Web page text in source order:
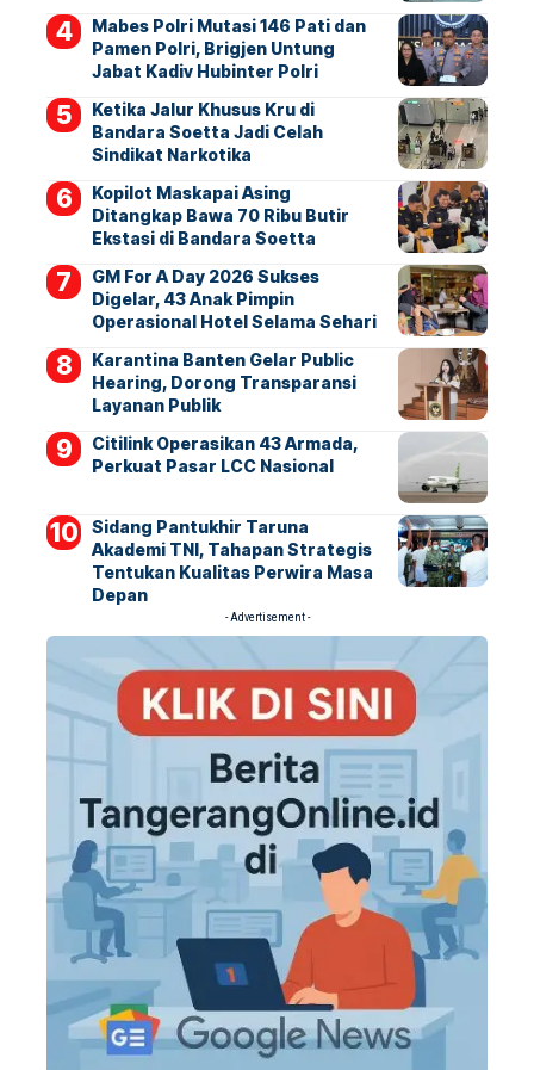
Mabes Polri Mutasi 146 Pati dan
Pamen Polri, Brigjen Untung
Jabat Kadiv Hubinter Polri
Ketika Jalur Khusus Kru di
Bandara Soetta Jadi Celah
Sindikat Narkotika
Kopilot Maskapai Asing
Ditangkap Bawa 70 Ribu Butir
Ekstasi di Bandara Soetta
GM For A Day 2026 Sukses
Digelar, 43 Anak Pimpin
Operasional Hotel Selama Sehari
Karantina Banten Gelar Public
Hearing, Dorong Transparansi
Layanan Publik
Citilink Operasikan 43 Armada,
Perkuat Pasar LCC Nasional
Sidang Pantukhir Taruna
Akademi TNI, Tahapan Strategis
Tentukan Kualitas Perwira Masa
Depan
- Advertisement -